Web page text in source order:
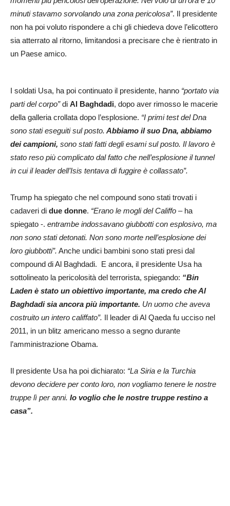
minuti stavamo sorvolando una zona pericolosa”. Il presidente
non ha poi voluto rispondere a chi gli chiedeva dove l’elicottero
sia atterrato al ritorno, limitandosi a precisare che è rientrato in
un Paese amico.
I soldati Usa, ha poi continuato il presidente, hanno “portato via
parti del corpo”di Al Baghdadi, dopo aver rimosso le macerie
della galleria crollata dopo l’esplosione. “I primi test del Dna
sono stati eseguiti sul posto. Abbiamo il suo Dna, abbiamo
dei campioni, sono stati fatti degli esami sul posto. Il lavoro è
stato reso più complicato dal fatto che nell’esplosione il tunnel
in cui il leader dell’Isis tentava di fuggire è collassato”.
Trump ha spiegato che nel compound sono stati trovati i
cadaveri di due donne. “Erano le mogli del Califfo – ha
spiegato -. entrambe indossavano giubbotti con esplosivo, ma
non sono stati detonati. Non sono morte nell’esplosione dei
loro giubbotti”. Anche undici bambini sono stati presi dal
compound di Al Baghdadi. E ancora, il presidente Usa ha
sottolineato la pericolosità del terrorista, spiegando: “Bin
Laden è stato un obiettivo importante, ma credo che Al
Baghdadi sia ancora più importante. Un uomo che aveva
costruito un intero califfato”. Il leader di Al Qaeda fu ucciso nel
2011, in un blitz americano messo a segno durante
l’amministrazione Obama.
Il presidente Usa ha poi dichiarato: “La Siria e la Turchia
devono decidere per conto loro, non vogliamo tenere le nostre
truppe lì per anni. Io voglio che le nostre truppe restino a
casa”.